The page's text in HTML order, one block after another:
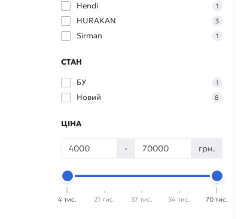
Hendi 1
HURAKAN 3
Sirman 1
СТАН
БУ
1
Новий 8
ЦІНА
- грн.
4 тис. 21 тис. 37 тис. 54 тис. 70 тис.